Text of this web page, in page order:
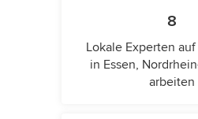
8
Lokale Experten
in Essen,
arbeiten